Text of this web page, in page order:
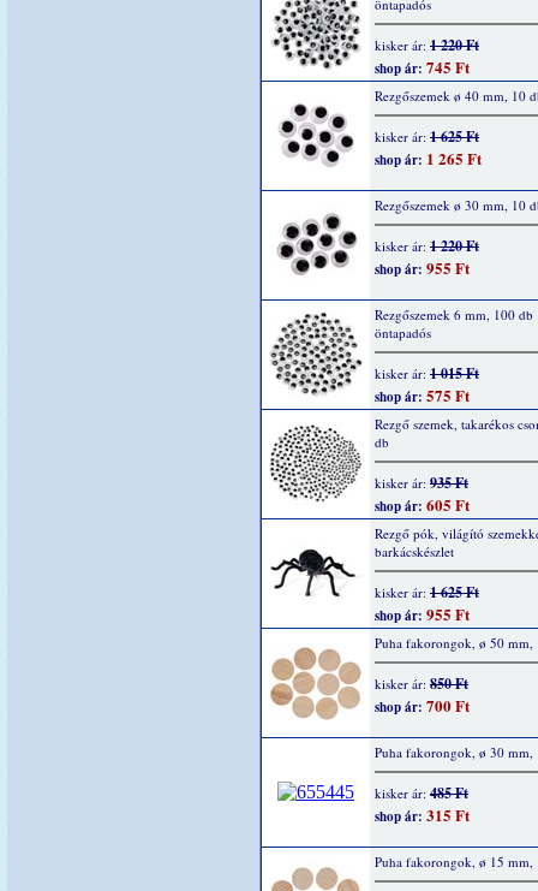
öntapadós
kisker ár: 1 220 Ft
shop ár: 745 Ft
Rezgőszemek ø 40 mm, 10
kisker ár: 1 625 Ft
shop ár: 1 265 Ft
Rezgőszemek ø 30 mm, 10
kisker ár: 1 220 Ft
shop ár: 955 Ft
Rezgőszemek 6 mm, 100 db
öntapadós
kisker ár: 1 015 Ft
shop ár: 575 Ft
Rezgő szemek, takarékos
db
kisker ár: 935 Ft
shop ár: 605 Ft
Rezgő pók, világító
barkácskészlet
kisker ár: 1 625 Ft
shop ár: 955 Ft
Puha fakorongok, ø 50 mm,
kisker ár: 850 Ft
shop ár: 700 Ft
Puha fakorongok, ø 30 mm,
kisker ár: 485 Ft
shop ár: 315 Ft
Puha fakorongok, ø 15 mm,